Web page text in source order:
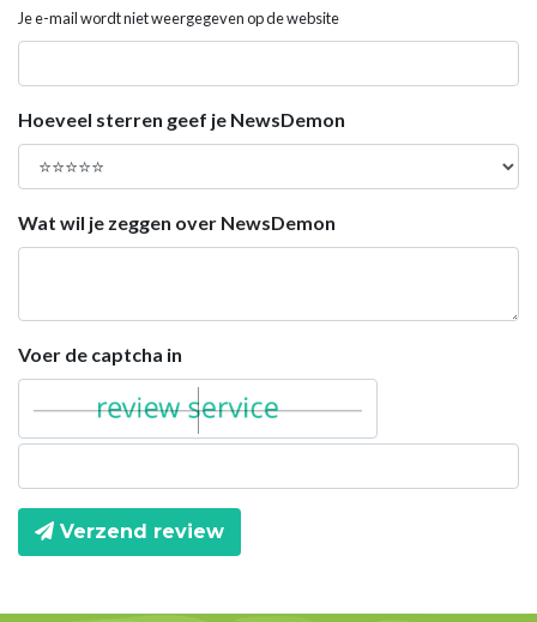
Je e-mail wordt niet weergegeven op de website
Hoeveel sterren geef je NewsDemon
Wat wil je zeggen over NewsDemon
Voer de captcha in
Verzend review